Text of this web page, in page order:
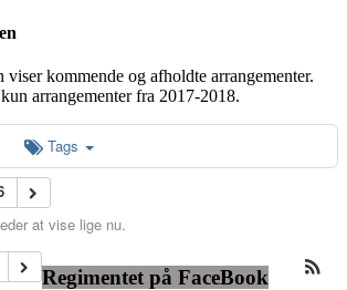
kommende og afholdte arrangementer.
arrangementer fra 2017-2018.
Tags
at vise lige nu.
Regimentet på FaceBook